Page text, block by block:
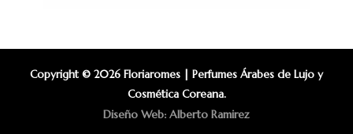
Copyright © 2026 Floriaromes | Perfumes Árabes de Lujo y
Cosmética Coreana.
Diseño Web: Alberto Ramirez